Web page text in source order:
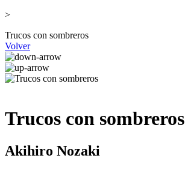
>
Trucos con sombreros
Volver
Trucos con sombreros
Akihiro Nozaki